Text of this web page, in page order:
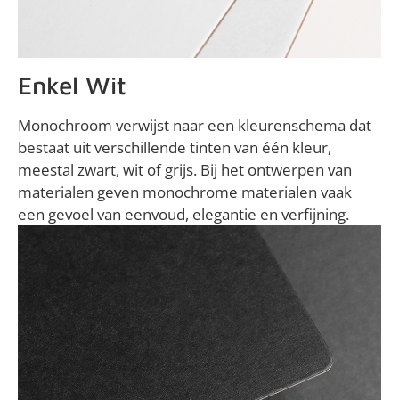
Enkel Wit
Monochroom verwijst naar een kleurenschema dat
bestaat uit verschillende tinten van één kleur,
meestal zwart, wit of grijs. Bij het ontwerpen van
materialen geven monochrome materialen vaak
een gevoel van eenvoud, elegantie en verfijning.